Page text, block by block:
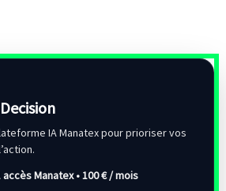
IA Manatex pour prioriser vos
Manatex •100 € / mois